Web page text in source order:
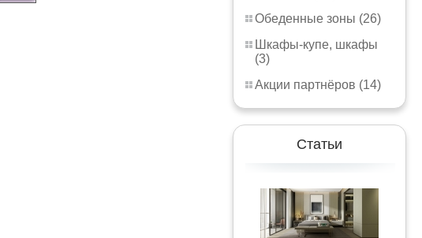
Обеденные зоны (26)
Шкафы-купе, шкафы
(3)
Акции партнёров (14)
Статьи